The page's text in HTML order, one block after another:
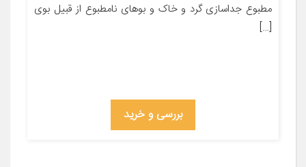
مطبوع جداسازی گرد و خاک و بوهای نامطبوع از قبیل بوی
[…]
بررسی و خرید